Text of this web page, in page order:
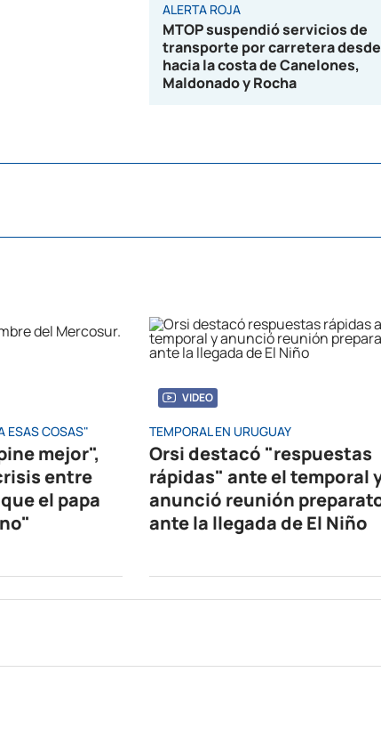
ALERTA ROJA
MTOP suspendió servicios de
transporte por carretera
hacia la costa de Canelones,
Maldonado y Rocha
ESAS COSAS"
mejor",
entre
el papa
VIDEO
TEMPORAL EN URUGUAY
Orsi destacó "respuestas
rápidas" ante el temporal
anunció reunión
ante la llegada de El Niño